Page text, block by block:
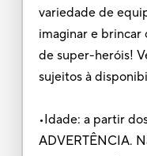
variedade de
imaginar e brincar
de super-heróis!
sujeitos à
•Idade: a partir
ADVERTÊNCIA.